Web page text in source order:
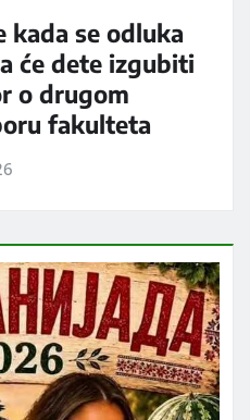
kada se odluka
će dete izgubiti
o drugom
fakulteta